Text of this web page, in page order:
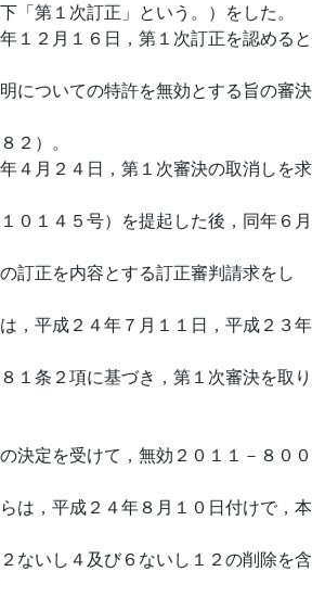
「第１次訂正」という。）をした。
１２月１６日，第１次訂正を認めると
についての特許を無効とする旨の審決
２）。
４月２４日，第１次審決の取消しを求
０１４５号）を提起した後，同年６月
訂正を内容とする訂正審判請求をし
，平成２４年７月１１日，平成２３年
１条２項に基づき，第１次審決を取り
決定を受けて，無効２０１１－８００
は，平成２４年８月１０日付けで，本
ないし４及び６ないし１２の削除を含